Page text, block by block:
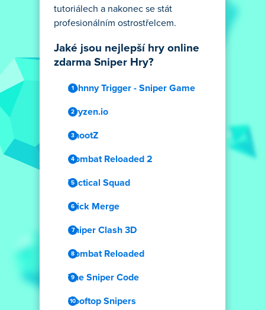
tutoriálech a nakonec se stát
profesionálním ostrostřelcem.
Jaké jsou nejlepší hry online
zdarma Sniper Hry?
Johnny Trigger - Sniper Game
Cryzen.io
ShootZ
Combat Reloaded 2
Tactical Squad
Stick Merge
Sniper Clash 3D
Combat Reloaded
The Sniper Code
Rooftop Snipers